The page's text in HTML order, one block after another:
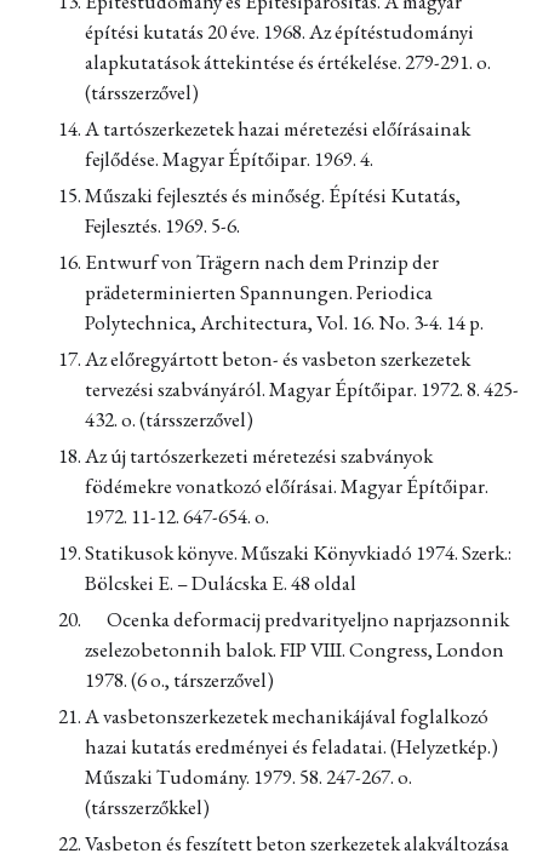
építési kutatás 20 éve. 1968. Az építéstudományi
alapkutatások áttekintése és értékelése. 279-291. o.
(társszerzővel)
A tartószerkezetek hazai méretezési előírásainak
fejlődése. Magyar Építőipar. 1969. 4.
Műszaki fejlesztés és minőség. Építési Kutatás,
Fejlesztés. 1969. 5-6.
Entwurf von Trägern nach dem Prinzip der
prädeterminierten Spannungen. Periodica
Polytechnica, Architectura, Vol. 16. No. 3-4. 14 p.
Az előregyártott beton- és vasbeton szerkezetek
tervezési szabványáról. Magyar Építőipar. 1972. 8. 425-
432. o. (társszerzővel)
Az új tartószerkezeti méretezési szabványok
födémekre vonatkozó előírásai. Magyar Építőipar.
1972. 11-12. 647-654. o.
Statikusok könyve. Műszaki Könyvkiadó 1974. Szerk.:
Bölcskei E. – Dulácska E. 48 oldal
Ocenka deformacij predvarityeljno naprjazsonnik
zselezobetonnih balok. FIP VIII. Congress, London
1978. (6 o., társzerzővel)
A vasbetonszerkezetek mechanikájával foglalkozó
hazai kutatás eredményei és feladatai. (Helyzetkép.)
Műszaki Tudomány. 1979. 58. 247-267. o.
(társszerzőkkel)
Vasbeton és feszített beton szerkezetek alakváltozása